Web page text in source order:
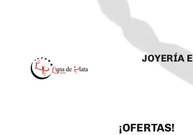
JOYERÍA
¡OFERTAS!